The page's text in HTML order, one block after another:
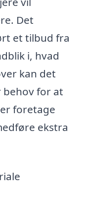
Det
et tilbud fra
i, hvad
kan det
behov for at
foretage
ekstra